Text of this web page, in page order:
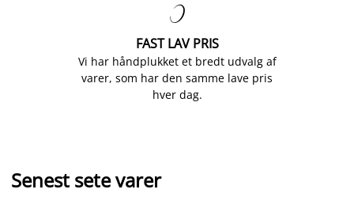

FAST LAV PRIS
Vi har håndplukket et bredt udvalg af
varer, som har den samme lave pris
hver dag.
Senest sete varer